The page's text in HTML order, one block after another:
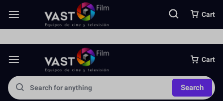
Somos una importante empresa importadora directa de equipos
Cart
Search
Cart